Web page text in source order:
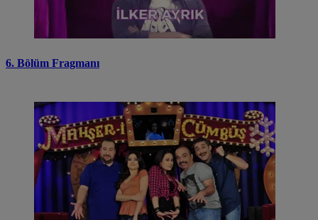
6. Bölüm Fragmanı